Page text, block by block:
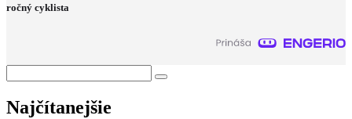
ročný cyklista
Najčítanejšie